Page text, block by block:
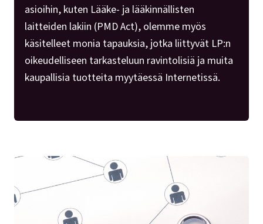
asioihin, kuten Lääke- ja lääkinnällisten
laitteiden lakiin (PMD Act), olemme myös
käsitelleet monia tapauksia, jotka liittyvät LP:n
oikeudelliseen tarkasteluun ravintolisiä ja muita
kaupallisia tuotteita myytäessä Internetissä.